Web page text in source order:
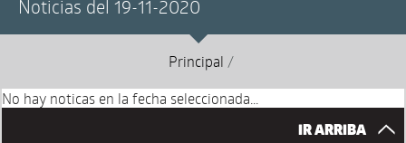
Noticias del 19-11-2020
Principal /
No hay noticas en la fecha seleccionada...
IR ARRIBA